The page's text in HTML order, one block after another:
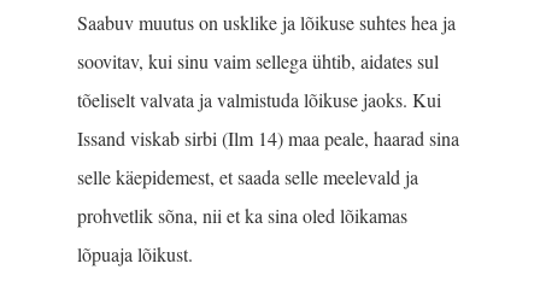
Saabuv muutus on usklike ja lõikuse suhtes hea ja
soovitav, kui sinu vaim sellega ühtib, aidates sul
tõeliselt valvata ja valmistuda lõikuse jaoks. Kui
Issand viskab sirbi (Ilm 14) maa peale, haarad sina
selle käepidemest, et saada selle meelevald ja
prohvetlik sõna, nii et ka sina oled lõikamas
lõpuaja lõikust.